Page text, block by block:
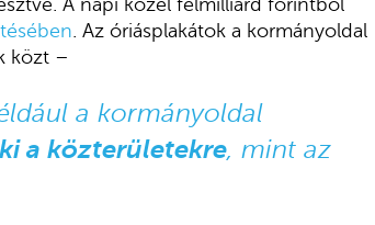
A napi közel félmilliárd forintból
. Az óriásplakátok a kormányoldal
közt –
a kormányoldal
a közterületekre, mint az